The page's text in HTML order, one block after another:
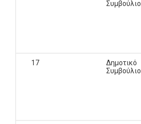
Συμβούλιο
17
Δημοτικό
Συμβούλιο